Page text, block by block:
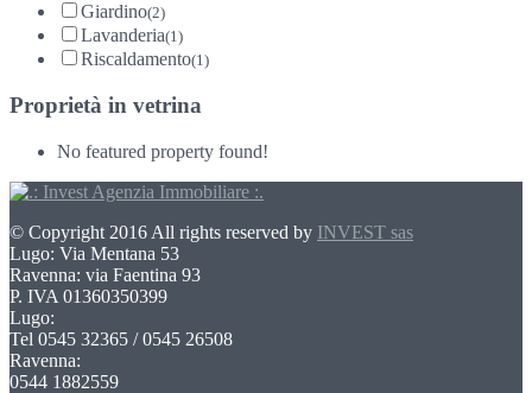
Giardino(2)
Lavanderia(1)
Riscaldamento(1)
Proprietà in vetrina
No featured property found!
© Copyright 2016 All rights reserved by INVEST sas
Lugo: Via Mentana 53
Ravenna: via Faentina 93
P. IVA 01360350399
Lugo:
Tel 0545 32365 / 0545 26508
Ravenna:
0544 1882559